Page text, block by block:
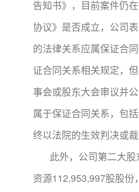
告知书》，目前案件仍
协议》是否成立，公司
的法律关系应属保证合
证合同关系相关规定，
事会或股东大会审议并
属于保证合同关系，包
终以法院的生效判决或裁
此外，公司第二大
资源112,953,997股股份